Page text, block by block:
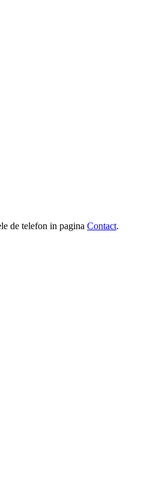
de telefon in pagina Contact.